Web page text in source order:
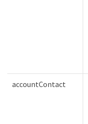
accountContact